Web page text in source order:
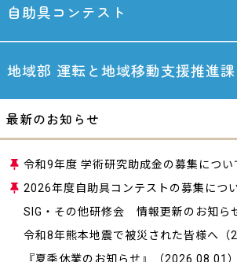
自助具コンテスト
地域部 運転と地域移動支援推進課
最新のお知らせ
令和9年度 学術研究助成金の募集につい
2026年度自助具コンテストの募集につ
SIG・その他研修会 情報更新のお知ら
令和8年熊本地震で被災された皆様へ
『夏季休業のお知らせ』
（2026.08.01）